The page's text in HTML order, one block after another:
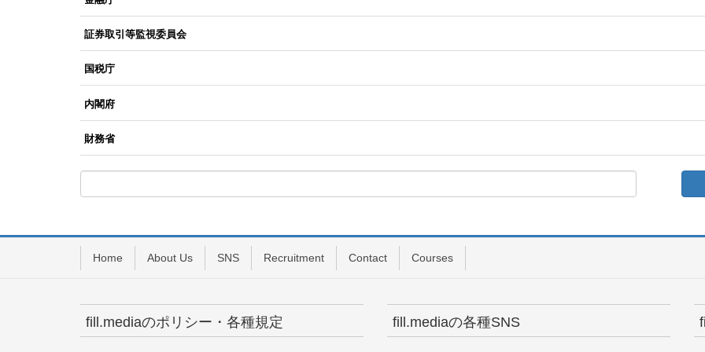
証券取引等監視委員会
国税庁
内閣府
財務省
Home About Us SNS Recruitment Contact Courses
fill.mediaのポリシー・各種規定 fill.mediaの各種SNS